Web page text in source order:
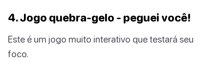
4. Jogo quebra-gelo - peguei você!
Este é um jogo muito interativo que testará seu
foco.